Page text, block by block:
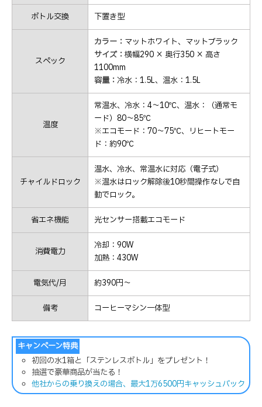
ボトル交換 下置き型
スペック
カラー： マットホワイト、マットブラック
サイズ： 横幅290 × 奥行350 × 高さ
1100mm
容量： 冷水：1.5L、温水：1.5L
温度
常温水、冷水：4〜10℃、温水：（通常モ
ード）80〜85℃
※エコモード：70〜75℃、リヒートモー
ド：約90℃
チャイルドロック
温水、冷水、常温水に対応（電子式）
※温水はロック解除後10秒間操作なしで自
動でロック。
省エネ機能 光センサー搭載エコモード
消費電力
冷却：90W
加熱：430W
電気代/月 約390円～
備考 コーヒーマシン一体型
キャンペーン特典
初回の水1箱と「ステンレスボトル」をプレゼント！
抽選で豪華商品が当たる！
他社からの乗り換えの場合、最大1万6500円キャッシュバック